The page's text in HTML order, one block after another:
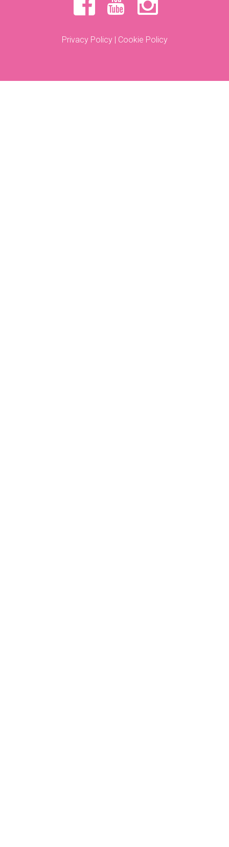
Privacy Policy| Cookie Policy